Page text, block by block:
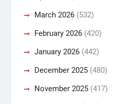
March 2026(532)
February 2026(420)
January 2026(442)
December 2025(480)
November 2025(417)